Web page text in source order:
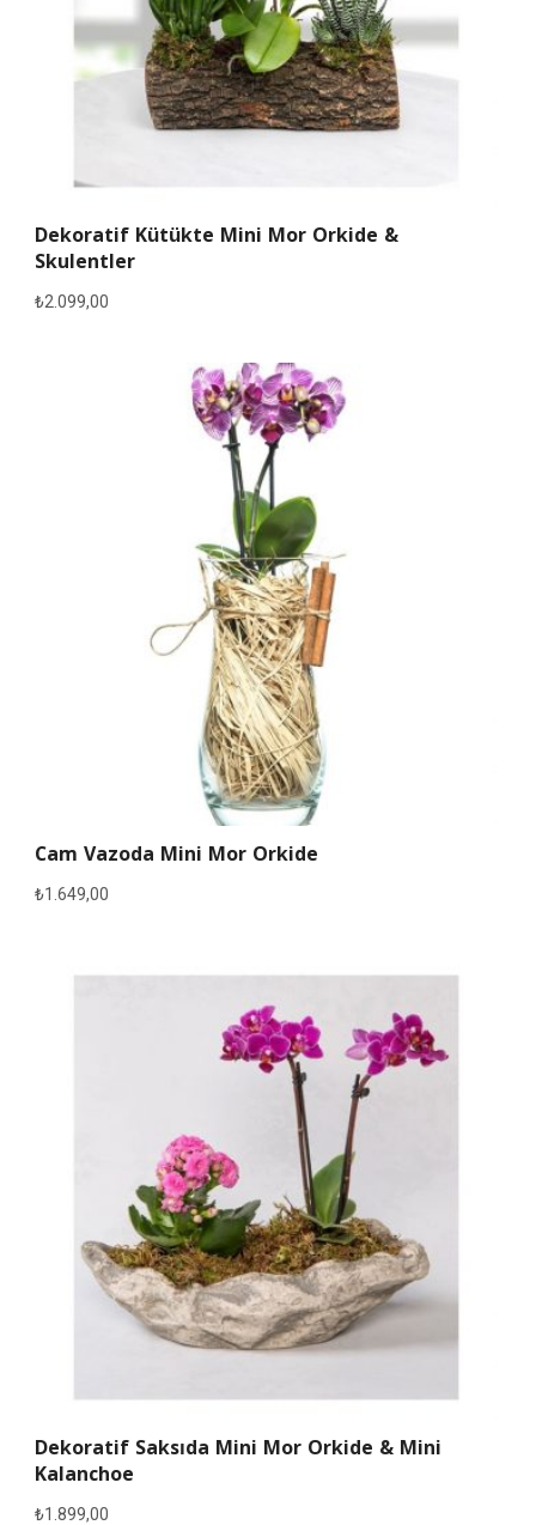
Dekoratif Kütükte Mini Mor Orkide &
Skulentler
₺2.099,00
Cam Vazoda Mini Mor Orkide
₺1.649,00
Dekoratif Saksıda Mini Mor Orkide & Mini
Kalanchoe
₺1.899,00